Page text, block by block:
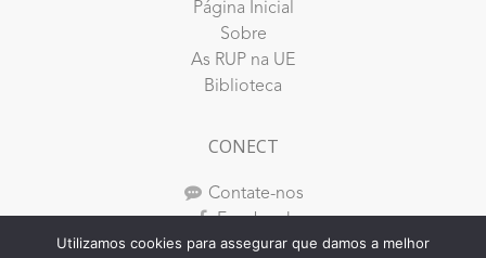
Página Inicial
Sobre
As RUP na UE
Biblioteca
CONECT
Contate-nos
Facebook
Youtube
Utilizamos cookies para assegurar que damos a melhor